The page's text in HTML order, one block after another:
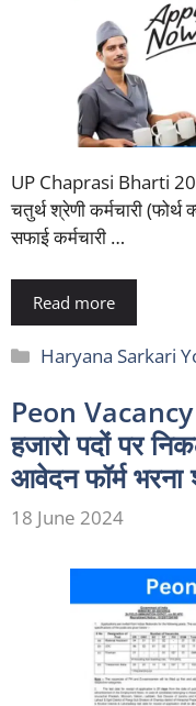
UP Chaprasi Bharti
चतुर्थ श्रेणी कर्मचारी
सफाई कर्मचारी …
Read more
Categories
Haryana Sarkari
Peon Vacancy
हजारो पदों पर
आवेदन फॉर्म
18 June 2024